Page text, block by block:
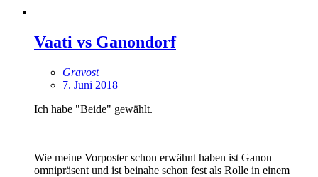
Vaati vs Ganondorf
Gravost
7. Juni 2018
Ich habe "Beide" gewählt.
Wie meine Vorposter schon erwähnt haben ist Ganon
omnipräsent und ist beinahe schon fest als Rolle in einem